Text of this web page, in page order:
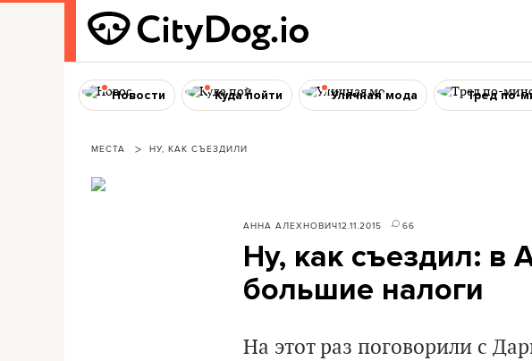
Новости Куда пойти Уличная мода Тред по-
МЕСТА НУ, КАК СЪЕЗДИЛИ
АННА АЛЕХНОВИЧ12.11.2015 66
Ну, как съездил: в
большие налоги
На этот раз поговорили с